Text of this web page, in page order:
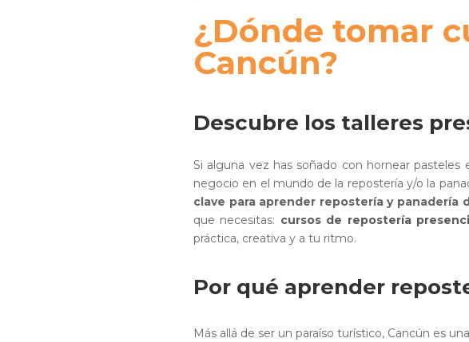
¿Dónde tomar
Cancún?
Descubre los talleres
Si alguna vez has soñado con hornear
negocio en el mundo de la repostería y/o la
clave para aprender repostería y
que necesitas: cursos de repostería
práctica, creativa y a tu ritmo.
Por qué aprender
Más allá de ser un paraíso turístico, Cancún es